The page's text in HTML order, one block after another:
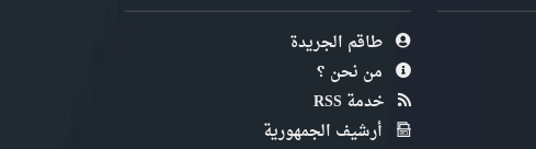
طاقم الجريدة
من نحن ؟
خدمة RSS
أرشيف الجمهورية